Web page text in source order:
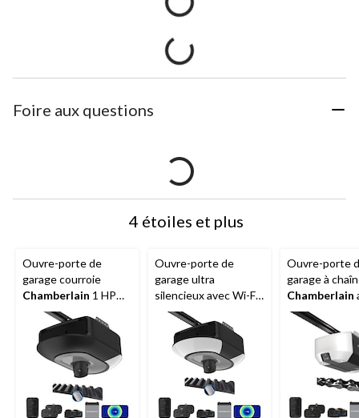
Foire aux questions
4 étoiles et plus
Ouvre-porte de
garage courroie
Chamberlain 1 HP
avec caméra et pile
Ouvre-porte de
garage ultra
silencieux avec Wi-Fi
et caméra
Chamberlain
B6753TC, 1-1/4 HP
Ouvre-porte
garage à
Chamberlain
batterie de
3/4 HP